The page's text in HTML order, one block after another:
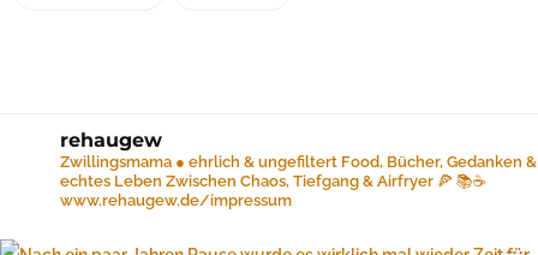
rehaugew
Zwillingsmama ● ehrlich & ungefiltert Food, Bücher, Gedanken &
echtes Leben Zwischen Chaos, Tiefgang & Airfryer 🍕 📚☕️
www.rehaugew.de/impressum